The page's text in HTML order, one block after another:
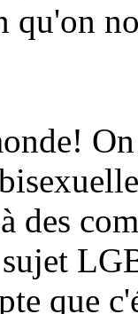
qu'on
des
que